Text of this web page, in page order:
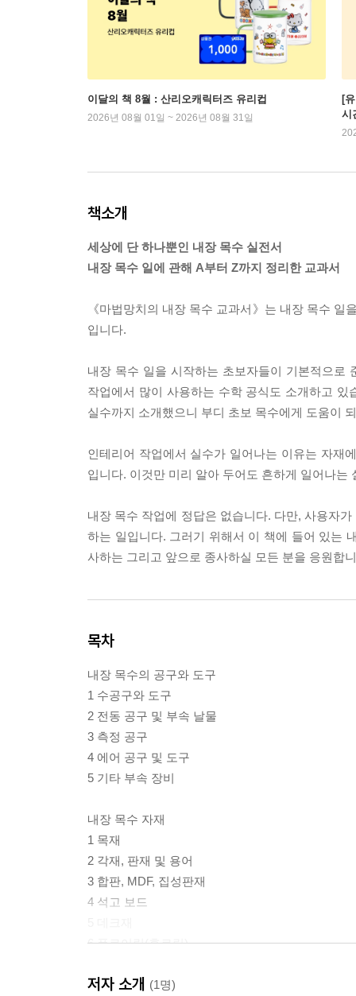
이달의 책 8월 : 산리오캐릭터즈 유리컵
2026년 08월 01일 ~ 2026년 08월 31일
[
시
책소개
세상에 단 하나뿐인 내장 목수 실전서
내장 목수 일에 관해 A부터 Z까지 정리한 교과서
《마법망치의 내장 목수 교과서》는 내장 목수
입니다.
내장 목수 일을 시작하는 초보자들이 기본적으로
작업에서 많이 사용하는 수학 공식도 소개하고
실수까지 소개했으니 부디 초보 목수에게 도움이
인테리어 작업에서 실수가 일어나는 이유는 자재
입니다. 이것만 미리 알아 두어도 흔하게 일어나는
내장 목수 작업에 정답은 없습니다. 다만, 사용자
하는 일입니다. 그러기 위해서 이 책에 들어 있는
사하는 그리고 앞으로 종사하실 모든 분을 응원합
목차
내장 목수의 공구와 도구
1 수공구와 도구
2 전동 공구 및 부속 날물
3 측정 공구
4 에어 공구 및 도구
5 기타 부속 장비
내장 목수 자재
1 목재
2 각재, 판재 및 용어
3 합판, MDF, 집성판재
4 석고 보드
6 플로어링(후로링)
8 사이딩
저자 소개 (1명)